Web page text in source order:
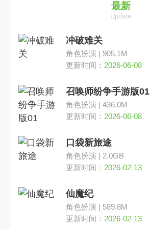
竞技
横版
动作
即时
MOBA
竞速
最新
Update
冲破难关
角色扮演 | 905.1M
更新时间： 2026-06-08
召唤师纷争手游版01
角色扮演 | 436.0M
更新时间： 2026-06-08
口袋新旅途
角色扮演 | 2.0GB
更新时间： 2026-02-13
仙魔纪
角色扮演 | 589.8M
更新时间： 2026-02-13